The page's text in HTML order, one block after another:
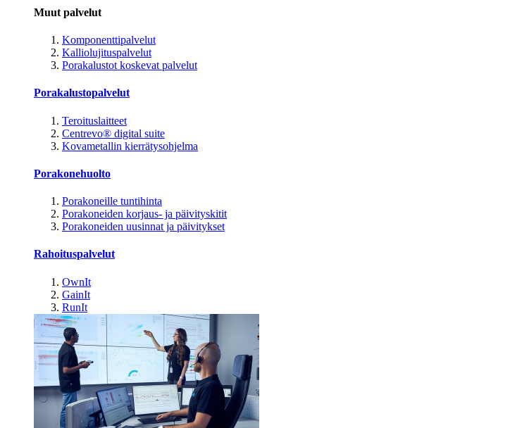
Muut palvelut
Komponenttipalvelut
Kalliolujituspalvelut
Porakalustot koskevat palvelut
Porakalustopalvelut
Teroituslaitteet
Centrevo® digital suite
Kovametallin kierrätysohjelma
Porakonehuolto
Porakoneille tuntihinta
Porakoneiden korjaus- ja päivityskitit
Porakoneiden uusinnat ja päivitykset
Rahoituspalvelut
OwnIt
GainIt
RunIt